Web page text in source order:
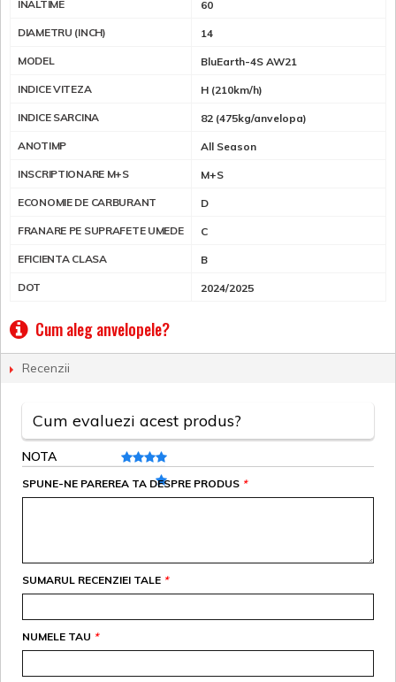
INALTIME 60
DIAMETRU (INCH) 14
MODEL BluEarth-4S AW21
INDICE VITEZA H (210km/h)
INDICE SARCINA 82 (475kg/anvelopa)
ANOTIMP All Season
INSCRIPTIONARE M+S M+S
ECONOMIE DE CARBURANT D
FRANARE PE SUPRAFETE UMEDE C
EFICIENTA CLASA B
DOT 2024/2025
Cum aleg anvelopele?
Recenzii
Cum evaluezi acest produs?
NOTA
*
SPUNE-NE PAREREA TA DESPRE PRODUS
*
SUMARUL RECENZIEI TALE
*
NUMELE TAU